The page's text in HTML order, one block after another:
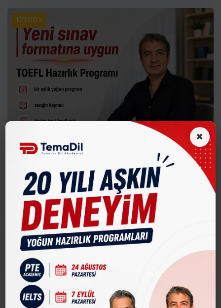
12900 ₺
1 ay
TOEFL
TOEFL Masters eğitimi bir ay süren ve adayları
sınava etkin ve eksiksiz olarak hazırlamak üzere
tasa...
×